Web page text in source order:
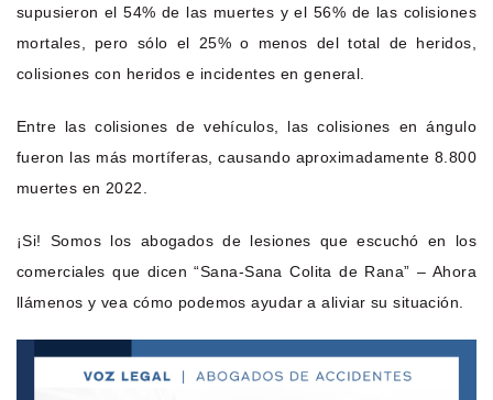
supusieron el 54% de las muertes y el 56% de las colisiones
mortales, pero sólo el 25% o menos del total de heridos,
colisiones con heridos e incidentes en general.
Entre las colisiones de vehículos, las colisiones en ángulo
fueron las más mortíferas, causando aproximadamente 8.800
muertes en 2022.
¡Si! Somos los abogados de lesiones que escuchó en los
comerciales que dicen “Sana-Sana Colita de Rana” – Ahora
llámenos y vea cómo podemos ayudar a aliviar su situación.